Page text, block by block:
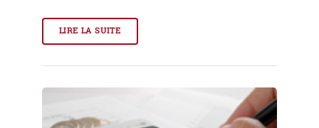
LIRE LA SUITE